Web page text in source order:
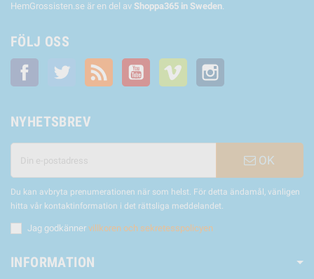
HemGrossisten.se är en del av Shoppa365 in Sweden.
FÖLJ OSS
Facebook Twitter RSS YouTube Vimeo
NYHETSBREV
OK
Du kan avbryta prenumerationen när som helst. För detta ändamål, vänligen
hitta vår kontaktinformation i det rättsliga meddelandet.
Jag godkänner villkoren och sekretesspolicyen
INFORMATION